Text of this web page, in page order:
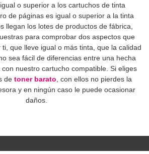
o superior a los cartuchos de tinta
de páginas es igual o superior a la tinta
llegan los lotes de productos de fábrica,
para comprobar dos aspectos que
que lleve igual o más tinta, que la calidad
sea fácil de diferencias entre una hecha
nuestro cartucho compatible. Si eliges
de toner barato , con ellos no pierdes la
y en ningún caso le puede ocasionar
daños.